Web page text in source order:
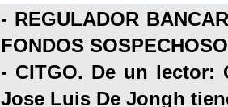
- REGULADOR
FONDOS
- CITGO. De un lector:
Jose Luis De Jongh